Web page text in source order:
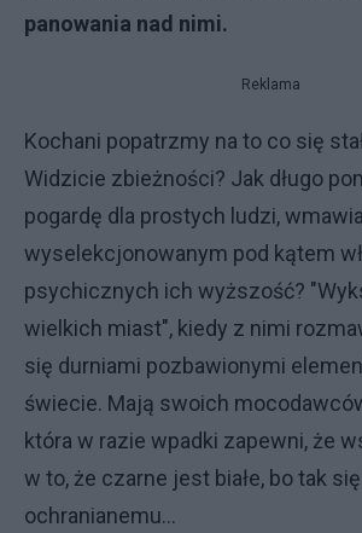
panowania nad nimi.
Reklama
Kochani popatrzmy na to co się
Widzicie zbieżności? Jak długo
pogardę dla prostych ludzi,
wyselekcjonowanym pod kątem
psychicznych ich wyższość?
wielkich miast", kiedy z nimi
się durniami pozbawionymi
świecie. Mają swoich
która w razie wpadki zapewni, że
w to, że czarne jest białe, bo tak
ochranianemu…